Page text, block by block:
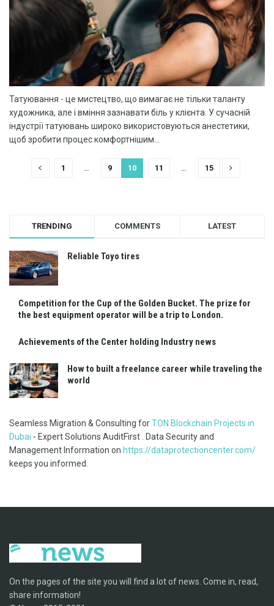
Татуювання - це мистецтво, що вимагає не тільки таланту
художника, але і вміння зазнавати біль у клієнта. У сучасній
індустрії татуювань широко використовуються анестетики,
щоб зробити процес комфортнішим...
1 … 9 10 11 … 15
TRENDING COMMENTS LATEST
Reliable Toyo tires
Competition for the Cup of the Golden Bucket. The prize for
the best equipment operator will be a trip to London.
Achievements of the Center holding Industry news
How to built a freelance career while traveling the
world
Seamless Migration & Consulting forTON Blockchain Projects in
Dubai - Expert Solutions AuditFirst . Data Security and
Management Information on https://dataprotectioncenter.com/
keeps you informed.
On the pages of the site you will find a lot of news. Come in, read,
share information!